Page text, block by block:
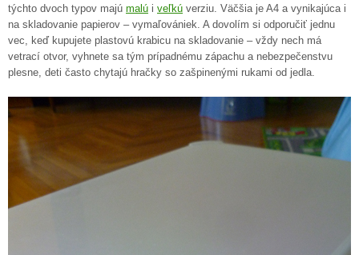
týchto dvoch typov majú malú i veľkú verziu. Väčšia je A4 a vynikajúca i
na skladovanie papierov – vymaľovániek. A dovolím si odporučiť jednu
vec, keď kupujete plastovú krabicu na skladovanie – vždy nech má
vetrací otvor, vyhnete sa tým prípadnému zápachu a nebezpečenstvu
plesne, deti často chytajú hračky so zašpinenými rukami od jedla.